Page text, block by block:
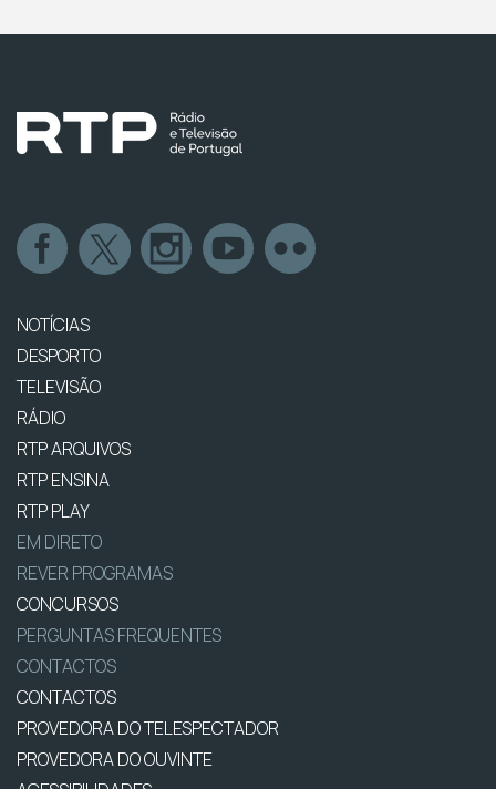
NOTÍCIAS
DESPORTO
TELEVISÃO
RÁDIO
RTP ARQUIVOS
RTP ENSINA
RTP PLAY
EM DIRETO
REVER PROGRAMAS
CONCURSOS
PERGUNTAS FREQUENTES
CONTACTOS
CONTACTOS
PROVEDORA DO TELESPECTADOR
PROVEDORA DO OUVINTE